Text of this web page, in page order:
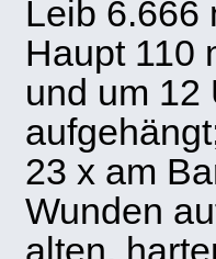
Leib 6.666
Haupt 110
und um 12
23 x am
Wunden